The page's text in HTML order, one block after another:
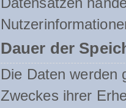
Dauer der
Die Daten werden
Zweckes ihrer